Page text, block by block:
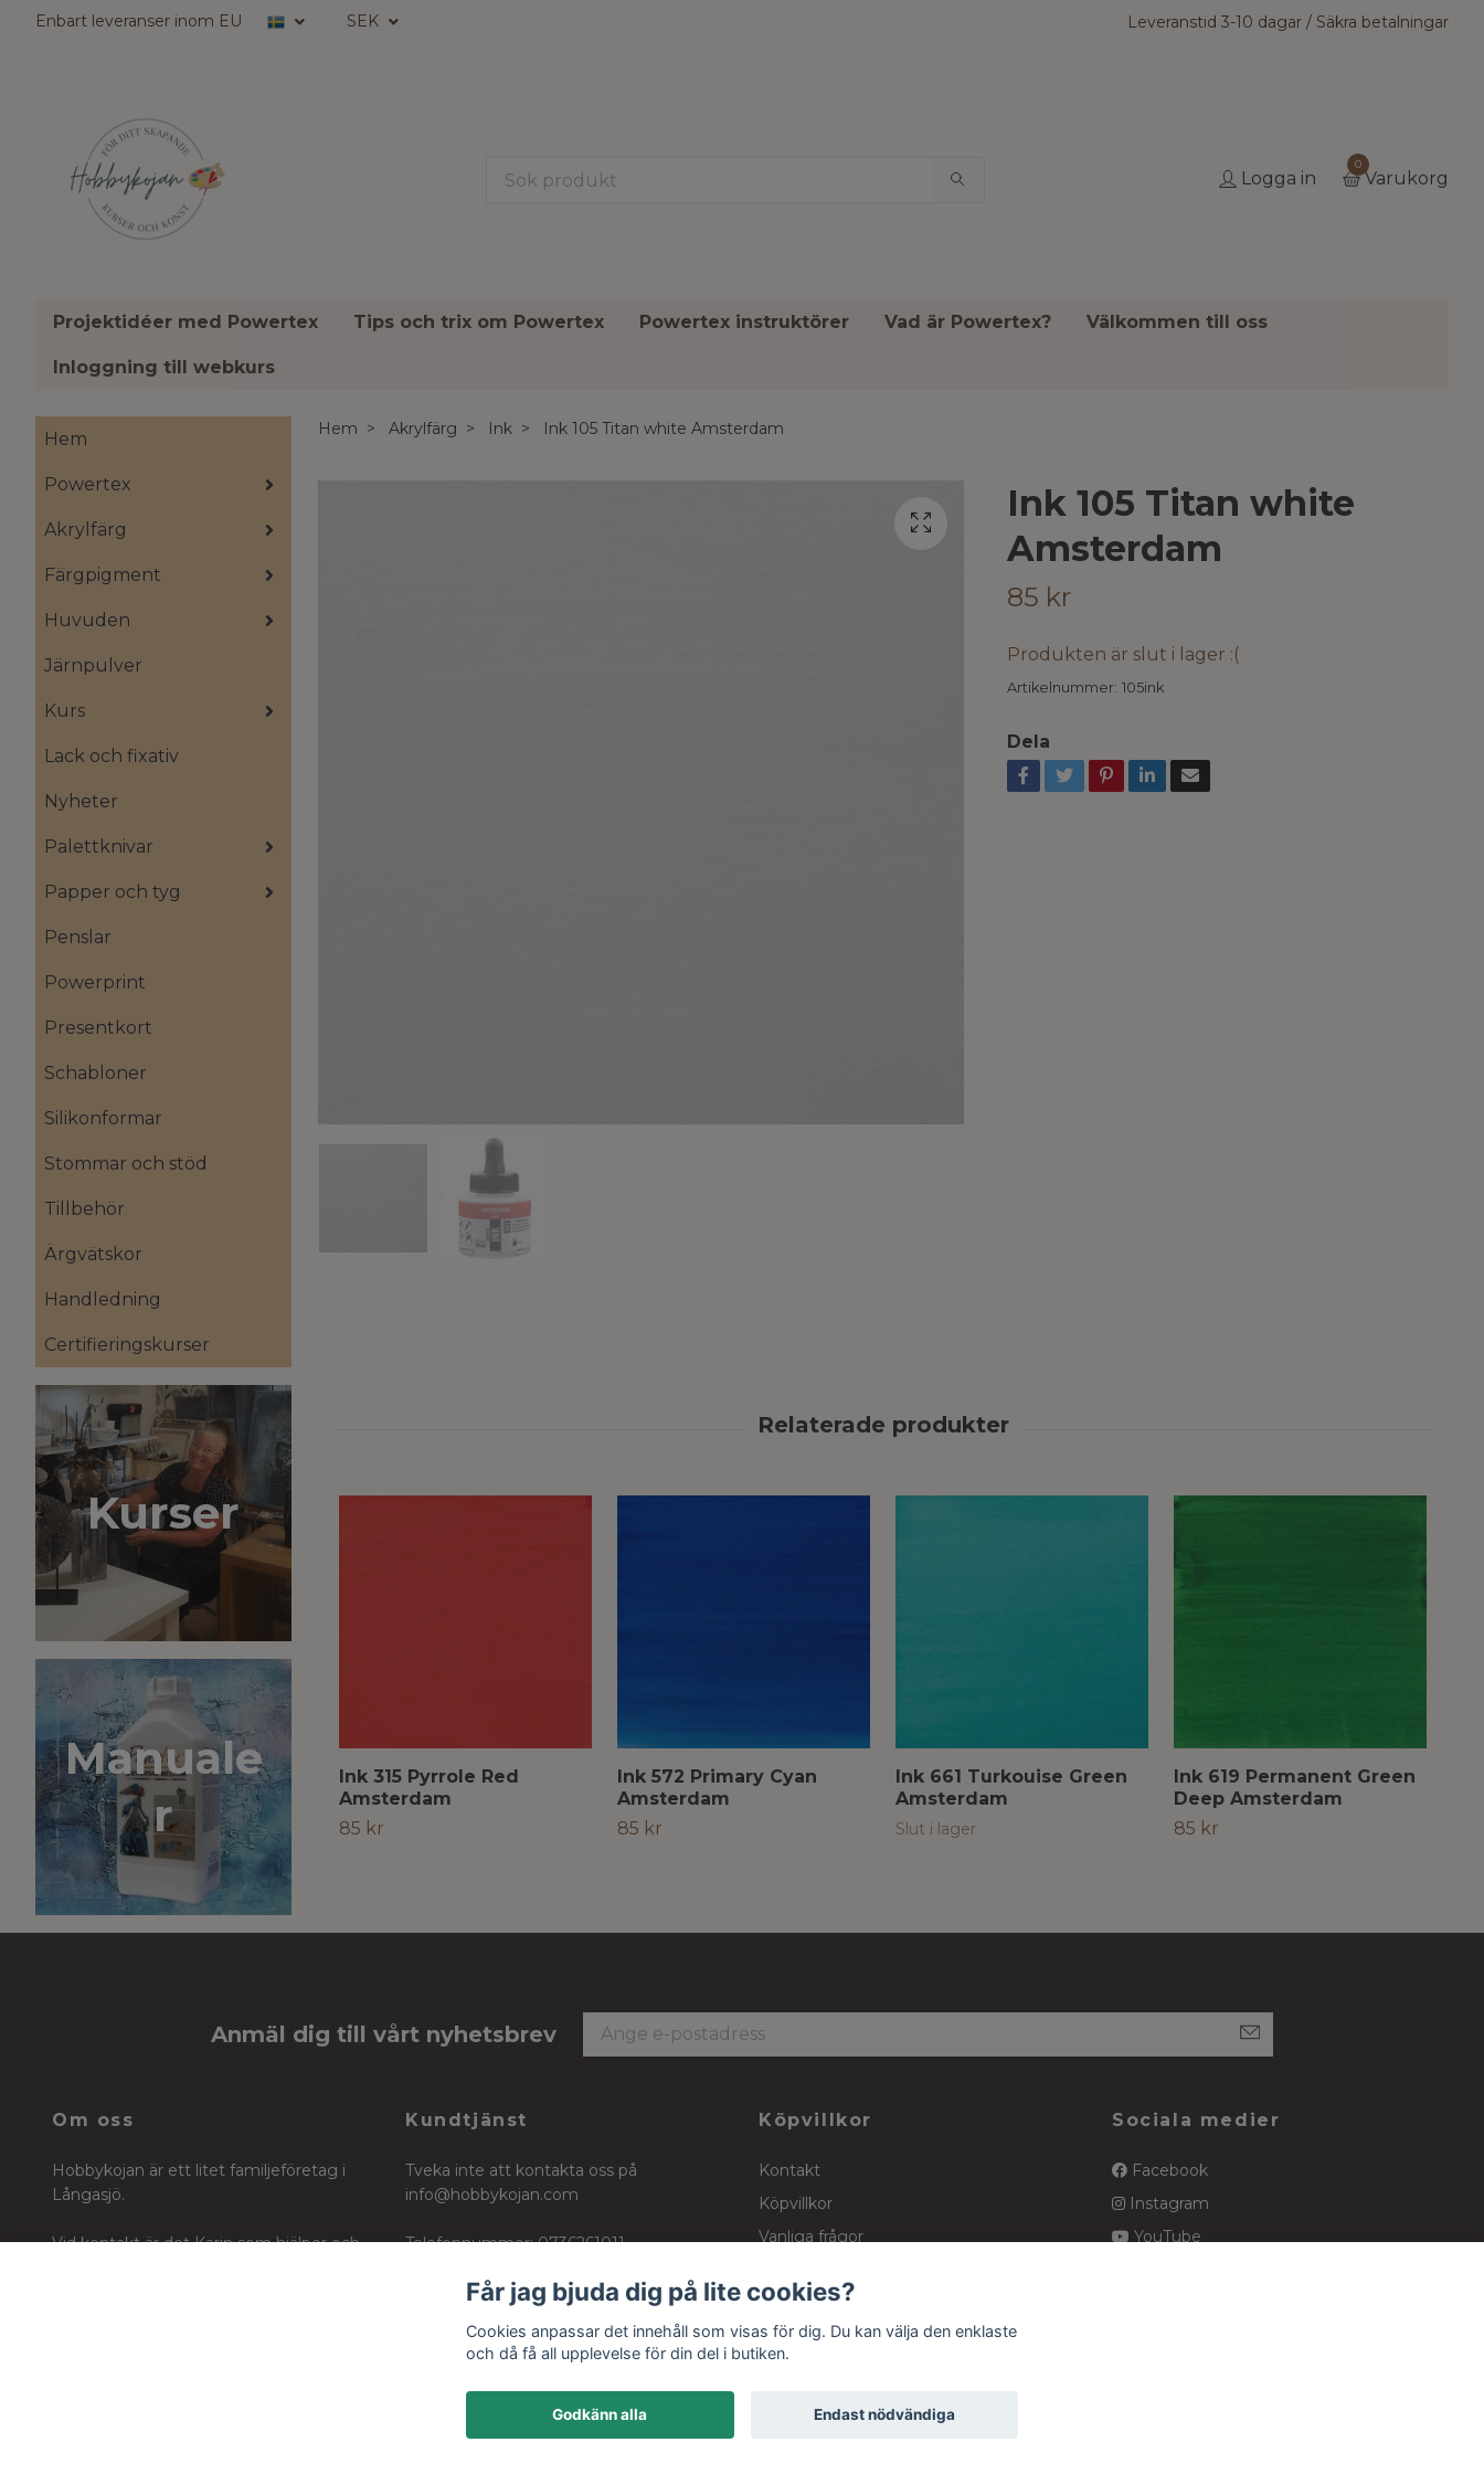
Enbart leveranser inom EU SEK Leveranstid 3-10 dagar / Säkra betalningar
Logga in
0
Varukorg
Projektidéer med Powertex Tips och trix om Powertex Powertex instruktörer Vad är Powertex? Välkommen till oss
Inloggning till webkurs
Hem
Powertex
Akrylfärg
Färgpigment
Huvuden
Järnpulver
Kurs
Lack och fixativ
Nyheter
Palettknivar
Papper och tyg
Penslar
Powerprint
Presentkort
Schabloner
Silikonformar
Stommar och stöd
Tillbehör
Ärgvätskor
Handledning
Certifieringskurser
Kurser
Manuale
r
Hem Akrylfärg Ink Ink 105 Titan white Amsterdam
Ink 105 Titan white
Amsterdam
85 kr
Produkten är slut i lager :(
Artikelnummer: 105ink
Dela
Ink 315 Pyrrole Red
Amsterdam
85 kr
Ink 572 Primary Cyan
Amsterdam
85 kr
Ink 661 Turkouise Green
Amsterdam
Slut i lager
Ink 619 Permanent Green
Deep Amsterdam
85 kr
Anmäl dig till vårt nyhetsbrev
Om oss
Hobbykojan är ett litet familjeföretag i
Långasjö.
Vid kontakt är det Karin som hjälper och
Kundtjänst
Tveka inte att kontakta oss på
info@hobbykojan.com
Telefonnummer: 0736261011
Köpvillkor
Kontakt
Köpvillkor
Vanliga frågor
Sociala medier
Facebook
Instagram
YouTube
Får jag bjuda dig på lite cookies?
Cookies anpassar det innehåll som visas för dig. Du kan välja den enklaste
och då få all upplevelse för din del i butiken.
Godkänn alla Endast nödvändiga